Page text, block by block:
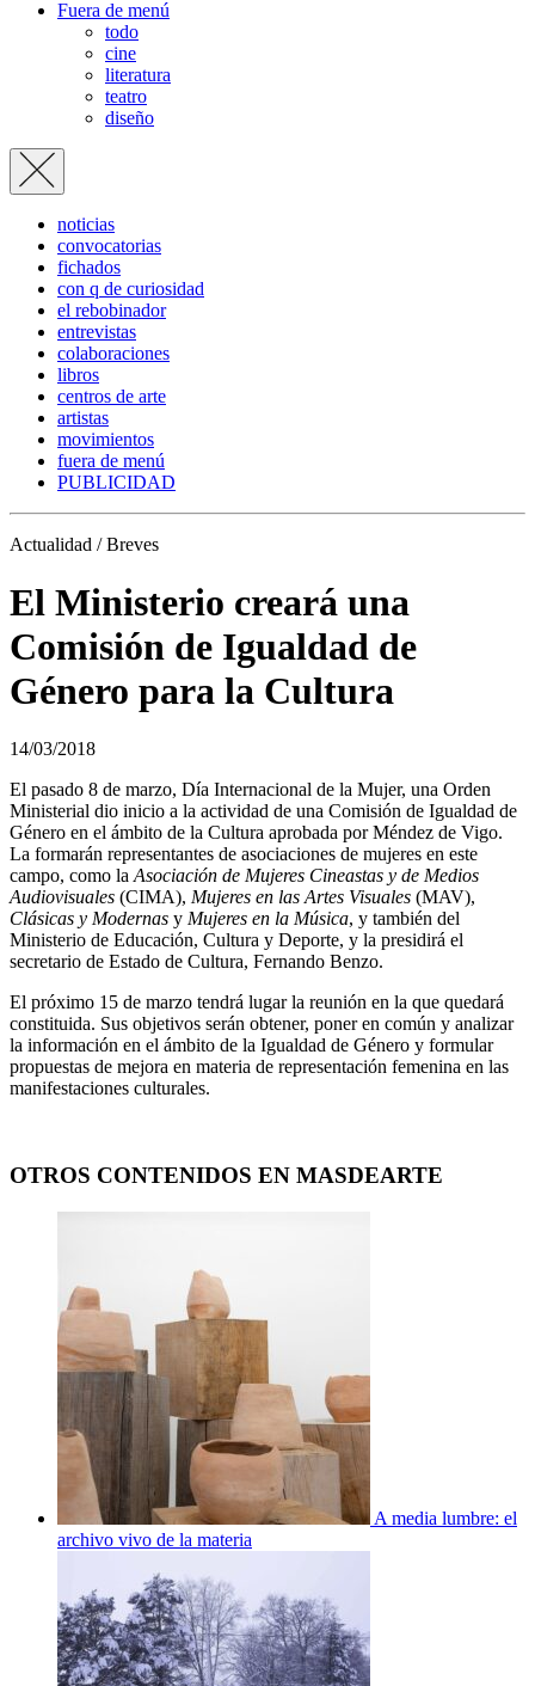
Fuera de menú
todo
cine
literatura
teatro
diseño
noticias
convocatorias
fichados
con q de curiosidad
el rebobinador
entrevistas
colaboraciones
libros
centros de arte
artistas
movimientos
fuera de menú
PUBLICIDAD
Actualidad / Breves
El Ministerio creará una
Comisión de Igualdad de
Género para la Cultura
14/03/2018
El pasado 8 de marzo, Día Internacional de la Mujer, una Orden
Ministerial dio inicio a la actividad de una Comisión de Igualdad de
Género en el ámbito de la Cultura aprobada por Méndez de Vigo.
La formarán representantes de asociaciones de mujeres en este
campo, como laAsociación de Mujeres Cineastas y de Medios
Audiovisuales (CIMA), Mujeres en las Artes Visuales (MAV),
Clásicas y Modernas y Mujeres en la Música, y también del
Ministerio de Educación, Cultura y Deporte, y la presidirá el
secretario de Estado de Cultura, Fernando Benzo.
El próximo 15 de marzo tendrá lugar la reunión en la que quedará
constituida. Sus objetivos serán obtener, poner en común y analizar
la información en el ámbito de la Igualdad de Género y formular
propuestas de mejora en materia de representación femenina en las
manifestaciones culturales.
OTROS CONTENIDOS EN MASDEARTE
A media lumbre: el
archivo vivo de la materia